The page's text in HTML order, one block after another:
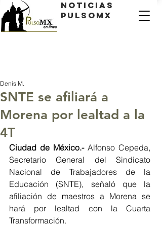
Noticias
PulsoMX
SNTE se afiliará a
Morena por lealtad a la
4T
Denis M.
Ciudad de México.- Alfonso Cepeda,
Secretario General del Sindicato
Nacional de Trabajadores de la
Educación (SNTE), señaló que la
afiliación de maestros a Morena se
hará por lealtad con la Cuarta
Transformación.